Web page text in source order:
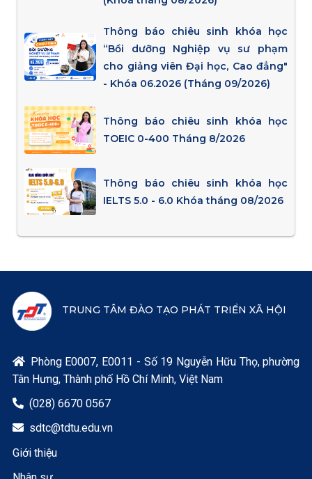
Thông báo chiêu sinh khóa học
“Bồi dưỡng Nghiệp vụ sư phạm
cho giảng viên Đại học, Cao đẳng"
- Khóa 06.2026 (Tháng 09/2026)
Thông báo chiêu sinh khóa học
TOEIC 0-400 Tháng 8/2026
Thông báo chiêu sinh khóa học
IELTS 5.0 - 6.0 Khóa tháng 08/2026
TRUNG TÂM ĐÀO TẠO PHÁT TRIỂN XÃ HỘI

Phòng E0007, E0011 - Số 19 Nguyễn Hữu Thọ, phường
Tân Hưng, Thành phố Hồ Chí Minh, Việt Nam
 (028) 6670 0567
 sdtc@tdtu.edu.vn
Giới thiệu